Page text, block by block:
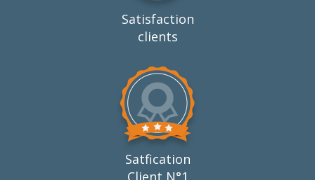
Satisfaction
clients
Satfication
Client N°1